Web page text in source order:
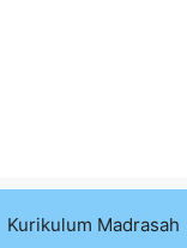
Kurikulum Madrasah